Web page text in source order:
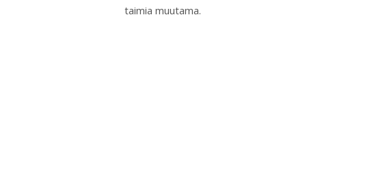
taimia muutama.